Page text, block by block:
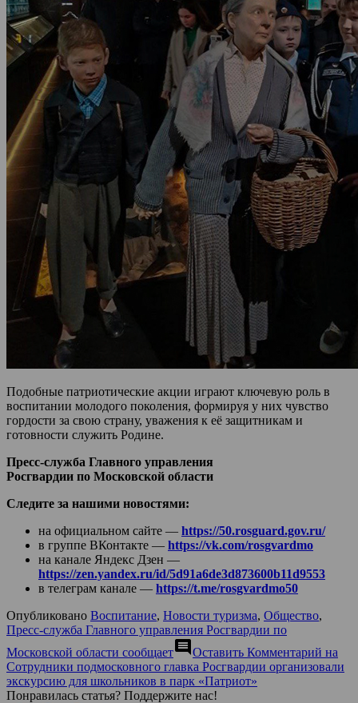
Подобные патриотические акции играют ключевую роль в
воспитании молодого поколения, формируя у них чувство
гордости за свою страну, уважения к её защитникам и
готовности служить Родине.
Пресс-служба Главного управления
Росгвардии по Московской области
Следите за нашими новостями:
на официальном сайте — https://50.rosguard.gov.ru/
в группе ВКонтакте — https://vk.com/rosgvardmo
на канале Яндекс Дзен —
https://zen.yandex.ru/id/5d91a6de3d873600b11d9553
в телеграм канале — https://t.me/rosgvardmo50
Опубликовано Воспитание, Новости туризма, Общество,
Пресс-служба Главного управления Росгвардии по
Московской области сообщаетcomment Оставить Комментарий на
Сотрудники подмосковного главка Росгвардии организовали
экскурсию для школьников в парк «Патриот»
Понравилась статья? Поддержите нас!